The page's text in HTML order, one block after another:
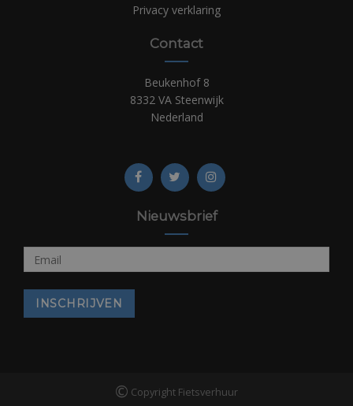
Privacy verklaring
Contact
Beukenhof 8
8332 VA Steenwijk
Nederland
Nieuwsbrief
© Copyright Fietsverhuur